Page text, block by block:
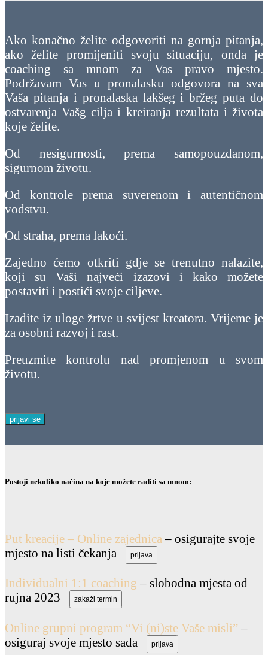
Ako konačno želite odgovoriti na gornja pitanja,
ako želite promijeniti svoju situaciju, onda je
coaching sa mnom za Vas pravo mjesto.
Podržavam Vas u pronalasku odgovora na sva
Vaša pitanja i pronalaska lakšeg i bržeg puta do
ostvarenja Vašg cilja i kreiranja rezultata i života
koje želite.
Od nesigurnosti, prema samopouzdanom,
sigurnom životu.
Od kontrole prema suverenom i autentičnom
vodstvu.
Od straha, prema lakoći.
Zajedno ćemo otkriti gdje se trenutno nalazite,
koji su Vaši najveći izazovi i kako možete
postaviti i postići svoje ciljeve.
Izađite iz uloge žrtve u svijest kreatora. Vrijeme je
za osobni razvoj i rast.
Preuzmite kontrolu nad promjenom u svom
životu.
prijavi se
Postoji nekoliko načina na koje možete raditi sa mnom:
Put kreacije – Online zajednica – osigurajte svoje
mjesto na listi čekanja
prijava
Individualni 1:1 coaching – slobodna mjesta od
rujna 2023
zakaži termin
Online grupni program “Vi (ni)ste Vaše misli” –
osiguraj svoje mjesto sada
prijava